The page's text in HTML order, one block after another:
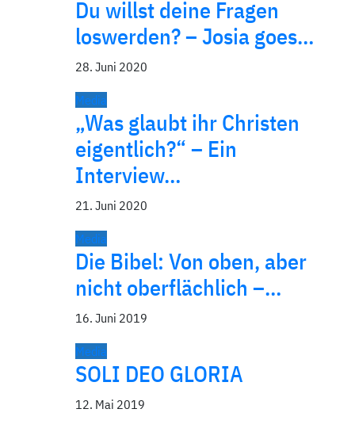
Du willst deine Fragen
loswerden? – Josia goes…
28. Juni 2020
Media
„Was glaubt ihr Christen
eigentlich?“ – Ein
Interview…
21. Juni 2020
Media
Die Bibel: Von oben, aber
nicht oberflächlich –…
16. Juni 2019
Media
SOLI DEO GLORIA
12. Mai 2019